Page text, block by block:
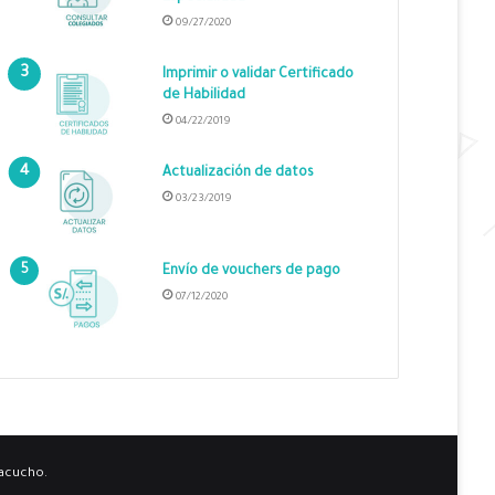
09/27/2020
Imprimir o validar Certificado
de Habilidad
04/22/2019
Actualización de datos
03/23/2019
Envío de vouchers de pago
07/12/2020